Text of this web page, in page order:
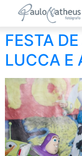
FESTA
LUCCA E